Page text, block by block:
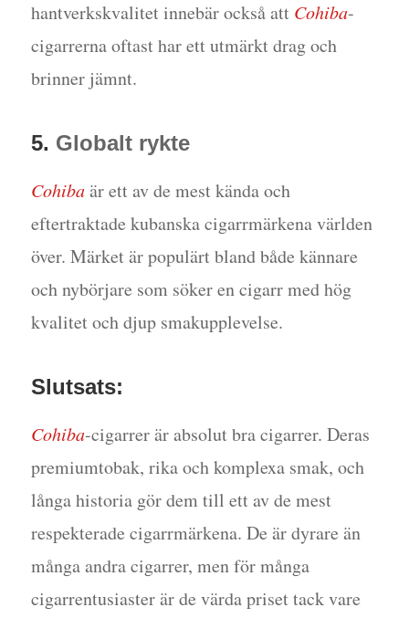
hantverkskvalitet innebär också att Cohiba-
cigarrerna oftast har ett utmärkt drag och
brinner jämnt.
5. Globalt rykte
Cohibaär ett av de mest kända och
eftertraktade kubanska cigarrmärkena världen
över. Märket är populärt bland både kännare
och nybörjare som söker en cigarr med hög
kvalitet och djup smakupplevelse.
Slutsats:
Cohiba-cigarrer är absolut bra cigarrer. Deras
premiumtobak, rika och komplexa smak, och
långa historia gör dem till ett av de mest
respekterade cigarrmärkena. De är dyrare än
många andra cigarrer, men för många
cigarrentusiaster är de värda priset tack vare